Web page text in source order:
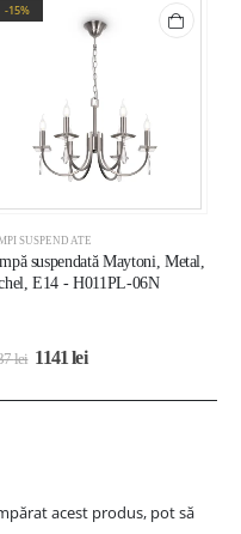
-15%
SUSPENDATE
suspendată Maytoni, Metal,
E14 - H011PL-06N
lei 1141lei
acest produs, pot să